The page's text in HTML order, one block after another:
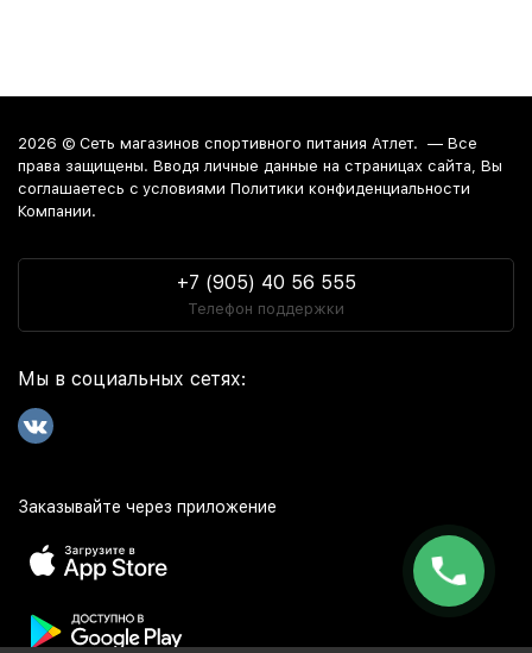
2026 © Сеть магазинов спортивного питания Атлет. — Все
права защищены. Вводя личные данные на страницах сайта, Вы
соглашаетесь c условиями Политики конфиденциальности
Компании.
+7 (905) 40 56 555
Телефон поддержки
Мы в социальных сетях:
Заказывайте через приложение